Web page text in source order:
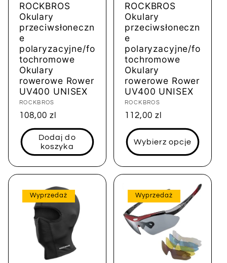
ROCKBROS
Okulary
przeciwsłoneczn
e
polaryzacyjne/fo
tochromowe
Okulary
rowerowe Rower
UV400 UNISEX
Dostawca:
ROCKBROS
Cena
regularna
108,00 zl
Dodaj do
koszyka
ROCKBROS
Okulary
przeciwsłoneczn
e
polaryzacyjne/fo
tochromowe
Okulary
rowerowe Rower
UV400 UNISEX
Dostawca:
ROCKBROS
Cena
regularna
112,00 zl
Wybierz opcje
Wyprzedaż Wyprzedaż